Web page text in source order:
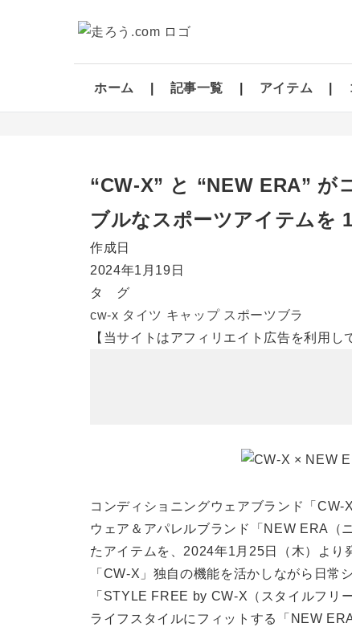
ホーム 記事一覧 アイテム
“CW-X” と “NEW ERA” が
ブルなスポーツアイテムを
作成日
2024年1月19日
タ グ
cw-x タイツ キャップ スポーツブラ
【当サイトはアフィリエイト広告を利用し
コンディショニングウェアブランド「
ウェア＆アパレルブランド「NEW ERA（
たアイテムを、2024年1月25日（木）より
「CW-X」独自の機能を活かしながら日常
「STYLE FREE by CW-X（スタイルフ
ライフスタイルにフィットする「NEW